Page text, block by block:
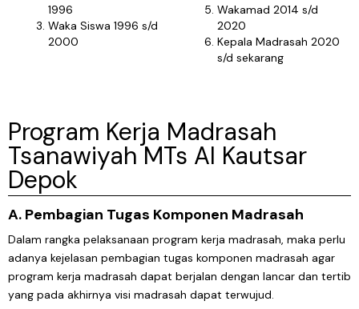
1996
Waka Siswa 1996 s/d
2000
Wakamad 2014 s/d
2020
Kepala Madrasah 2020
s/d sekarang
Program Kerja Madrasah
Tsanawiyah MTs Al Kautsar
Depok
A. Pembagian Tugas Komponen Madrasah
Dalam rangka pelaksanaan program kerja madrasah, maka perlu
adanya kejelasan pembagian tugas komponen madrasah agar
program kerja madrasah dapat berjalan dengan lancar dan tertib
yang pada akhirnya visi madrasah dapat terwujud.